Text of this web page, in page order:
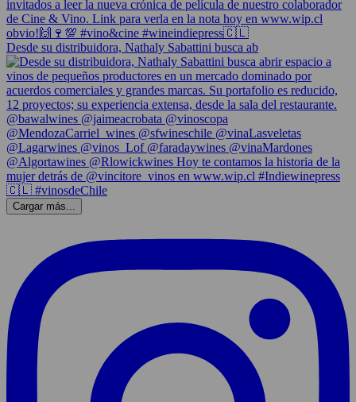
Desde su distribuidora, Nathaly Sabattini busca ab
Cargar más...